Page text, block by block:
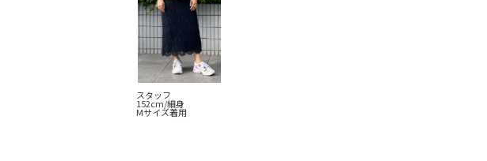
スタッフ
152cm/細身
Mサイズ着用